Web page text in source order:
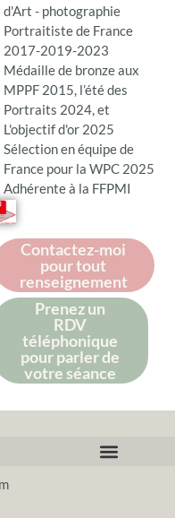
d'Art - photographie
Portraitiste de France
2017-2019-2023
Médaille de bronze aux
MPPF 2015, l’été des
Portraits 2024, et
L'objectif d'or 2025
Sélection en équipe de
France pour la WPC 2025
Adhérente à la FFPMI
Contactez-moi
pour tout
renseignement
Prenez un
RDV
téléphonique
pour parler de
votre séance